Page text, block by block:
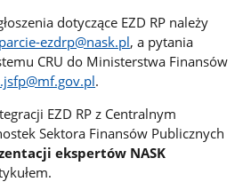
dotyczące EZD RP należy
ezdrp@nask.pl, a pytania
CRU do Ministerstwa Finansów
.
EZD RP z Centralnym
Sektora Finansów Publicznych
ekspertów NASK